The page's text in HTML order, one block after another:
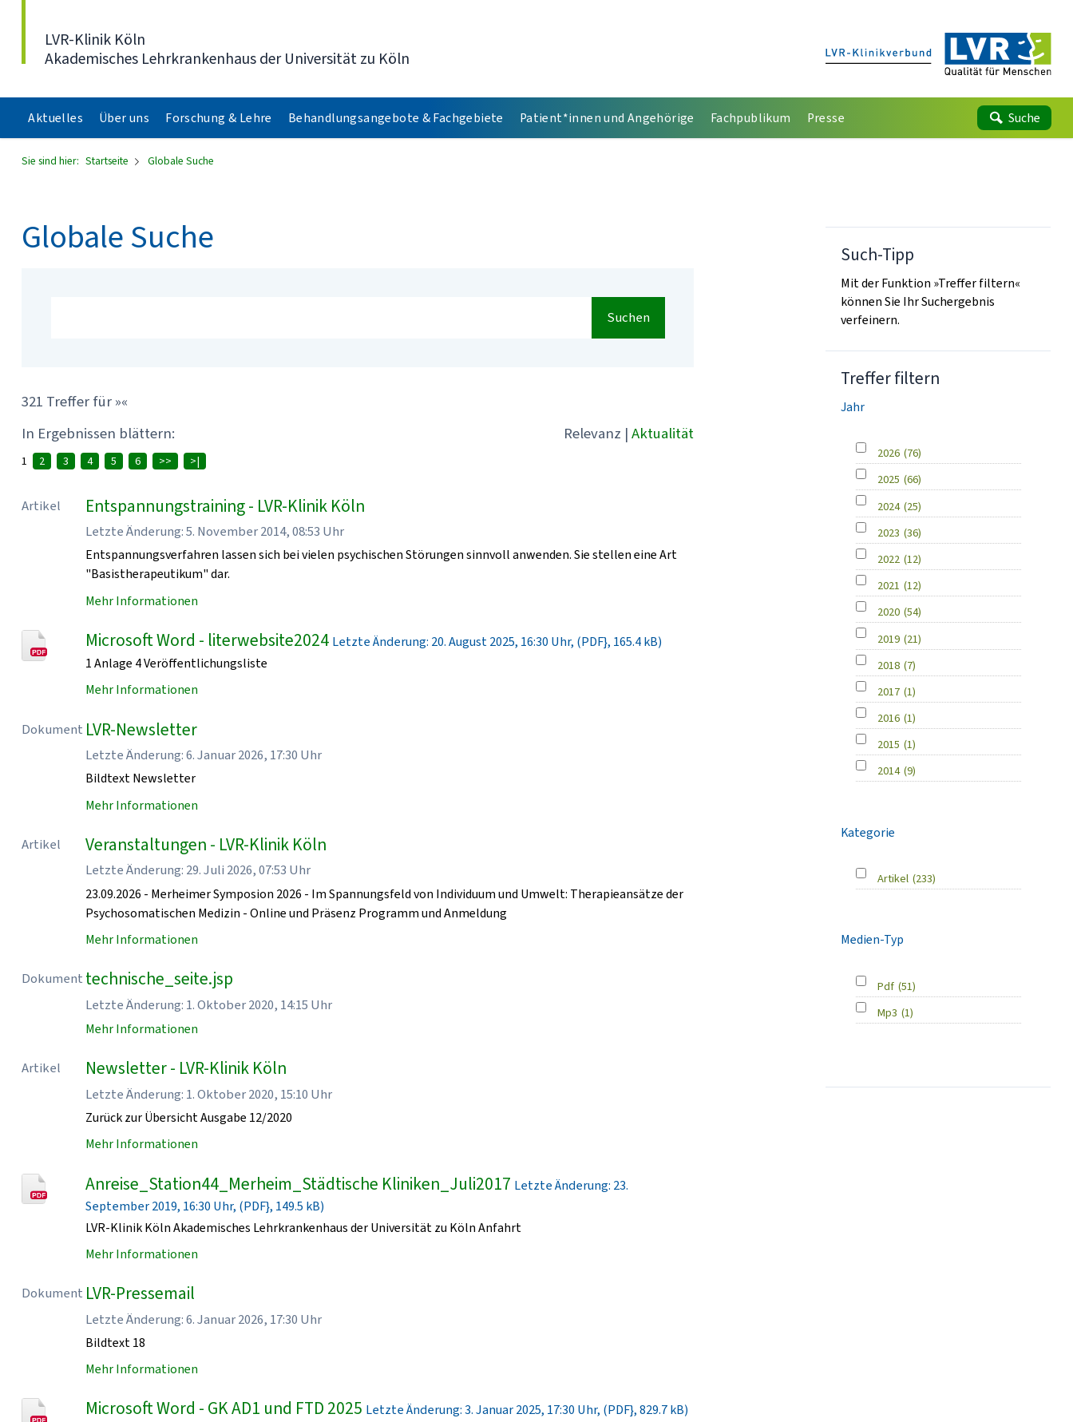
LVR-Klinik Köln
Akademisches Lehrkrankenhaus der Universität zu Köln
Aktuelles Über uns Forschung & Lehre Behandlungsangebote & Fachgebiete Patient*innen und Angehörige Fachpublikum Presse Suche
Sie sind hier: Startseite Globale Suche
Globale Suche
Suchen
321 Treffer für »«
In Ergebnissen blättern:
Relevanz | Aktualität
1 2 3 4 5 6 >> >|
Artikel Entspannungstraining - LVR-Klinik Köln
Letzte Änderung: 5. November 2014, 08:53 Uhr
Entspannungsverfahren lassen sich bei vielen psychischen Störungen sinnvoll anwenden. Sie stellen eine Art
"Basistherapeutikum" dar.
Mehr Informationen
Microsoft Word - literwebsite2024 Letzte Änderung: 20. August 2025, 16:30 Uhr, (PDF}, 165.4 kB)
1 Anlage 4 Veröffentlichungsliste
Mehr Informationen
Dokument LVR-Newsletter
Letzte Änderung: 6. Januar 2026, 17:30 Uhr
Bildtext Newsletter
Mehr Informationen
Artikel Veranstaltungen - LVR-Klinik Köln
Letzte Änderung: 29. Juli 2026, 07:53 Uhr
23.09.2026 - Merheimer Symposion 2026 - Im Spannungsfeld von Individuum und Umwelt: Therapieansätze der
Psychosomatischen Medizin - Online und Präsenz Programm und Anmeldung
Mehr Informationen
Dokument technische_seite.jsp
Letzte Änderung: 1. Oktober 2020, 14:15 Uhr
Mehr Informationen
Artikel Newsletter - LVR-Klinik Köln
Letzte Änderung: 1. Oktober 2020, 15:10 Uhr
Zurück zur Übersicht Ausgabe 12/2020
Mehr Informationen
Anreise_Station44_Merheim_Städtische Kliniken_Juli2017 Letzte Änderung: 23.
September 2019, 16:30 Uhr, (PDF}, 149.5 kB)
LVR-Klinik Köln Akademisches Lehrkrankenhaus der Universität zu Köln Anfahrt
Mehr Informationen
Dokument LVR-Pressemail
Letzte Änderung: 6. Januar 2026, 17:30 Uhr
Bildtext 18
Mehr Informationen
Microsoft Word - GK AD1 und FTD 2025 Letzte Änderung: 3. Januar 2025, 17:30 Uhr, (PDF}, 829.7 kB)
Such-Tipp
Mit der Funktion »Treffer filtern«
können Sie Ihr Suchergebnis
verfeinern.
Treffer filtern
Jahr
2026 (76)
2025 (66)
2024 (25)
2023 (36)
2022 (12)
2021 (12)
2020 (54)
2019 (21)
2018 (7)
2017 (1)
2016 (1)
2015 (1)
2014 (9)
Kategorie
Artikel (233)
Medien-Typ
Pdf (51)
Mp3 (1)